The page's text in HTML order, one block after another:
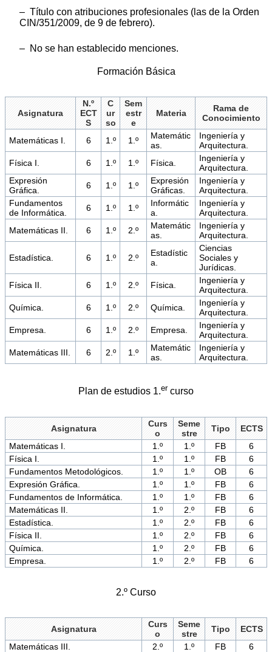
– Título con atribuciones profesionales (las de la Orden
CIN/351/2009, de 9 de febrero).
– No se han establecido menciones.
Formación Básica
Asignatura
N.º
ECT
S
C
ur
so
Sem
estr
e
Materia
Rama de
Conocimiento
Matemáticas I. 6 1.º 1.º
Matemátic
as.
Ingeniería y
Arquitectura.
Física I.
6 1.º 1.º Física.
Ingeniería y
Arquitectura.
Expresión
Gráfica.
6 1.º 1.º
Expresión
Gráficas.
Ingeniería y
Arquitectura.
Fundamentos
de Informática.
6 1.º 1.º
Informátic
a.
Ingeniería y
Arquitectura.
Matemáticas II.
6 1.º 2.º
Matemátic
as.
Ingeniería y
Arquitectura.
Estadística. 6 1.º 2.º
Estadístic
a.
Ciencias
Sociales y
Jurídicas.
Física II.
6 1.º 2.º Física.
Ingeniería y
Arquitectura.
Química.
6 1.º 2.º Química.
Ingeniería y
Arquitectura.
Empresa.
6 1.º 2.º Empresa.
Ingeniería y
Arquitectura.
Matemáticas III.
6 2.º 1.º
Matemátic
as.
Ingeniería y
Arquitectura.
Plan de estudios 1.er curso
Asignatura
Curs
o
Seme
stre
Tipo
ECTS
Matemáticas I.
1.º 1.º FB
6
Física I.
1.º 1.º FB
6
Fundamentos Metodológicos.
1.º 1.º OB
6
Expresión Gráfica.
1.º 1.º FB
6
Fundamentos de Informática.
1.º 1.º FB
6
Matemáticas II.
1.º 2.º FB
6
Estadística.
1.º 2.º FB
6
Física II.
1.º 2.º FB
6
Química.
1.º 2.º FB
6
Empresa.
1.º 2.º FB 6
2.º Curso
Asignatura
Curs
o
Seme
stre
Tipo
ECTS
Matemáticas III.
2.º 1.º FB
6